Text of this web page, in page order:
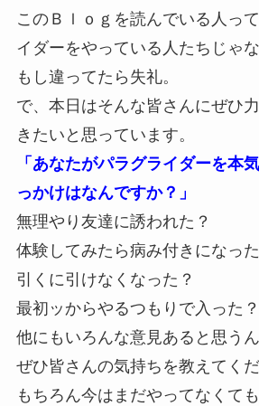
このＢｌｏｇを読んでいる人っ
イダーをやっている人たちじゃ
もし違ってたら失礼。
で、本日はそんな皆さんにぜひ
きたいと思っています。
「あなたがパラグライダーを本
っかけはなんですか？」
無理やり友達に誘われた？
体験してみたら病み付きになった
引くに引けなくなった？
最初ッからやるつもりで入った？
他にもいろんな意見あると思う
ぜひ皆さんの気持ちを教えてく
もちろん今はまだやってなくても